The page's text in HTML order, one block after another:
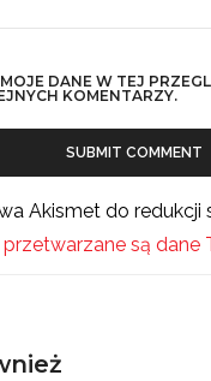
DANE W TEJ
KOMENTARZY.
Akismet do redukcji
są dane